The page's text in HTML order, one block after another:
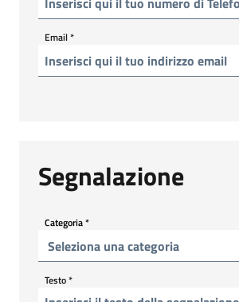
Email*
Segnalazione
Categoria*
Testo*